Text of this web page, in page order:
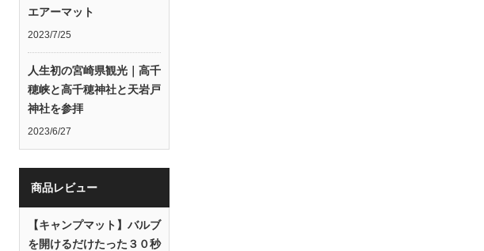
エアーマット
2023/7/25
人生初の宮崎県観光｜高千
穂峡と高千穂神社と天岩戸
神社を参拝
2023/6/27
商品レビュー
【キャンプマット】バルブ
を開けるだけたった３０秒